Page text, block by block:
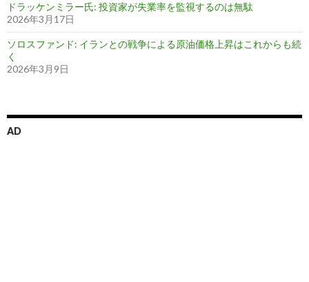
ドラッケンミラー氏: 投資家が失業率を監視するのは無駄
2026年3月17日
ソロスファンド: イランとの戦争による原油価格上昇はこれからも続
く
2026年3月9日
AD